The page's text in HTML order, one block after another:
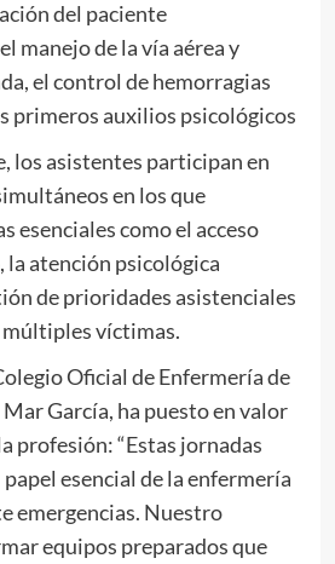
del paciente
manejo de la vía aérea y
el control de hemorragias
primeros auxilios psicológicos
los asistentes participan en
en los que
esenciales como el acceso
atención psicológica
de prioridades asistenciales
víctimas.
Oficial de Enfermería de
García, ha puesto en valor
profesión: “Estas jornadas
esencial de la enfermería
emergencias. Nuestro
equipos preparados que